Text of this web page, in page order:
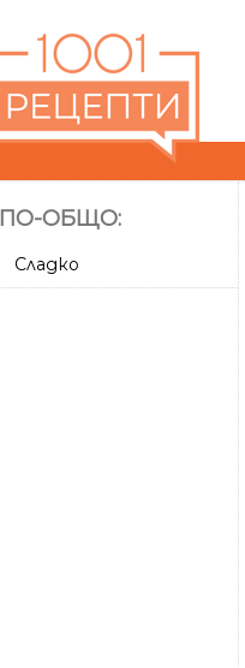
ПО-ОБЩО:
Сладко